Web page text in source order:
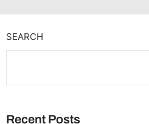
SEARCH
Recent Posts